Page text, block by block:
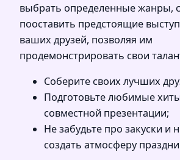
выбрать определенные жанры,
пооставить предстоящие
ваших друзей, позволяя им
продемонстрировать свои
Соберите своих лучших
Подготовьте любимые
совместной презентации;
Не забудьте про закуски и
создать атмосферу